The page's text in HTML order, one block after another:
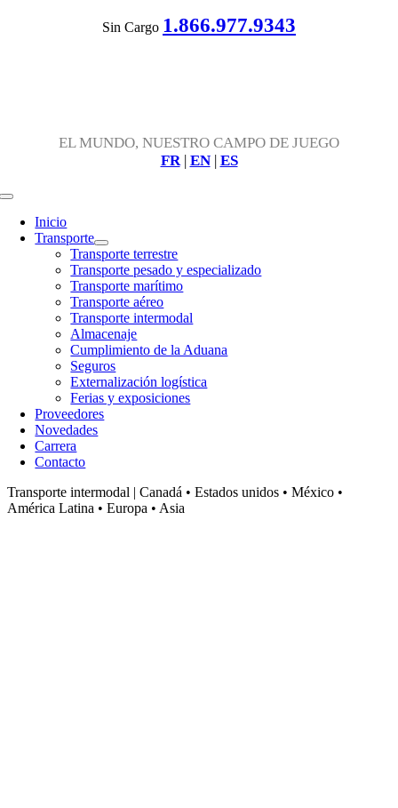
Sin Cargo 1.866.977.9343
EL MUNDO, NUESTRO CAMPO DE JUEGO
FR| EN| ES
Toggle
Navigation
Inicio
Transporte
Transporte terrestre
Transporte pesado y especializado
Transporte marítimo
Transporte aéreo
Transporte intermodal
Almacenaje
Cumplimiento de la Aduana
Seguros
Externalización logística
Ferias y exposiciones
Proveedores
Novedades
Carrera
Contacto
Transporte intermodal | Canadá • Estados unidos • México •
América Latina • Europa • Asia